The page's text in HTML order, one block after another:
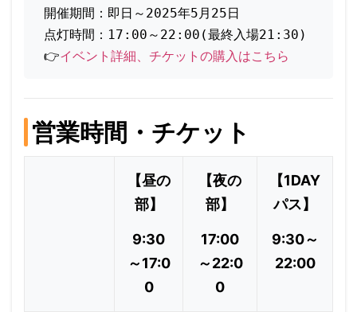
開催期間：即日～2025年5月25日
点灯時間：17:00～22:00(最終入場21:30)
👉イベント詳細、チケットの購入はこちら
営業時間・チケット
【昼の
部】
9:30
～17:0
0
【夜の
部】
17:00
～22:0
0
【1DAY
パス】
9:30～
22:00